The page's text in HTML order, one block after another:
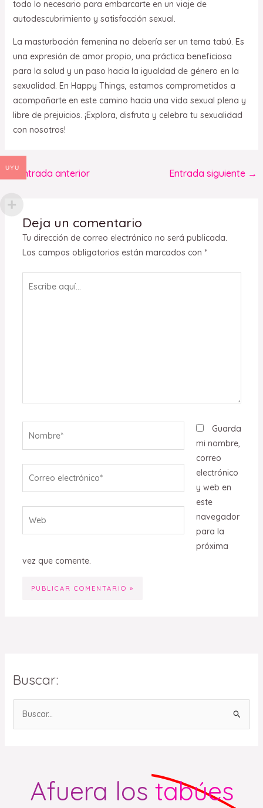
Buscar:
todo lo necesario para embarcarte en un viaje de
autodescubrimiento y satisfacción sexual.
La masturbación femenina no debería ser un tema tabú. Es
una expresión de amor propio, una práctica beneficiosa
para la salud y un paso hacia la igualdad de género en la
sexualidad. En Happy Things, estamos comprometidos a
acompañarte en este camino hacia una vida sexual plena y
libre de prejuicios. ¡Explora, disfruta y celebra tu sexualidad
con nosotros!
← Entrada anterior Entrada siguiente →
Deja un comentario
Tu dirección de correo electrónico no será publicada.
Los campos obligatorios están marcados con *
Guarda
mi nombre,
correo
electrónico
y web en
este
navegador
para la
próxima
vez que comente.
Afuera los tabúes
UYU